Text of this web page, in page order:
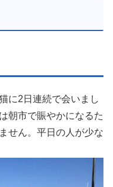
に2日連続で会いまし
朝市で賑やかになるた
せん。平日の人が少な